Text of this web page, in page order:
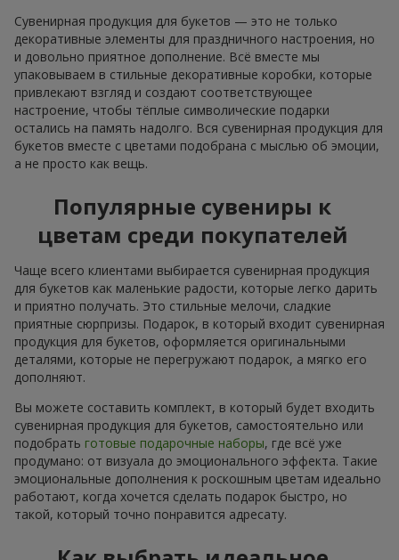
Сувенирная продукция для букетов — это не только
декоративные элементы для праздничного настроения, но
и довольно приятное дополнение. Всё вместе мы
упаковываем в стильные декоративные коробки, которые
привлекают взгляд и создают соответствующее
настроение, чтобы тёплые символические подарки
остались на память надолго. Вся сувенирная продукция для
букетов вместе с цветами подобрана с мыслью об эмоции,
а не просто как вещь.
Популярные сувениры к
цветам среди покупателей
Чаще всего клиентами выбирается сувенирная продукция
для букетов как маленькие радости, которые легко дарить
и приятно получать. Это стильные мелочи, сладкие
приятные сюрпризы. Подарок, в который входит сувенирная
продукция для букетов, оформляется оригинальными
деталями, которые не перегружают подарок, а мягко его
дополняют.
Вы можете составить комплект, в который будет входить
сувенирная продукция для букетов, самостоятельно или
подобрать готовые подарочные наборы, где всё уже
продумано: от визуала до эмоционального эффекта. Такие
эмоциональные дополнения к роскошным цветам идеально
работают, когда хочется сделать подарок быстро, но
такой, который точно понравится адресату.